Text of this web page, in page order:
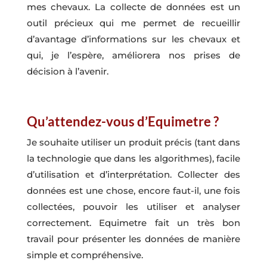
mes chevaux. La collecte de données est un
outil précieux qui me permet de recueillir
d’avantage d’informations sur les chevaux et
qui, je l’espère, améliorera nos prises de
décision à l’avenir.
Qu’attendez-vous d’Equimetre ?
Je souhaite utiliser un produit précis (tant dans
la technologie que dans les algorithmes), facile
d’utilisation et d’interprétation. Collecter des
données est une chose, encore faut-il, une fois
collectées, pouvoir les utiliser et analyser
correctement. Equimetre fait un très bon
travail pour présenter les données de manière
simple et compréhensive.